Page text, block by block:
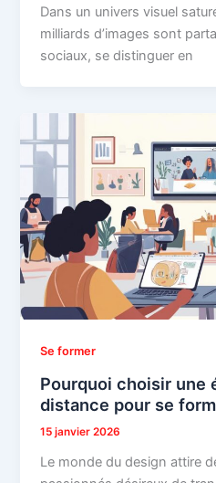
Dans un univers visuel
milliards d’images sont
sociaux, se distinguer en
Se former
Pourquoi choisir une
distance pour se
15 janvier 2026
Le monde du design attire